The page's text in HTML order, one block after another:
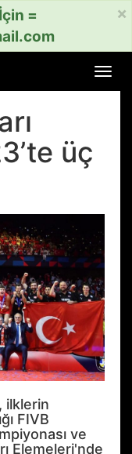
×
=
aç
üç
ilklerin
FIVB
ve
Elemeleri'nde